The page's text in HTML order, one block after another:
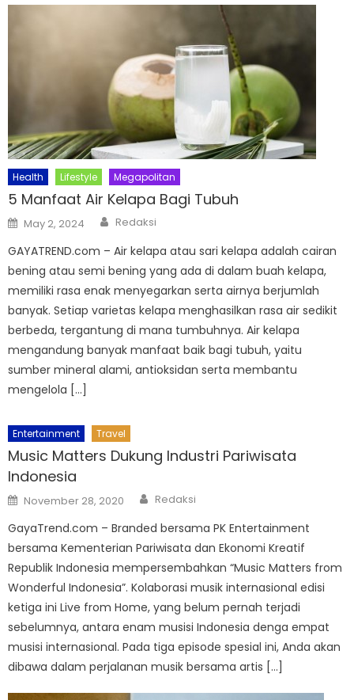
Health Lifestyle Megapolitan
5 Manfaat Air Kelapa Bagi Tubuh
Posted
on
May 2, 2024 Author
Redaksi
GAYATREND.com – Air kelapa atau sari kelapa adalah cairan
bening atau semi bening yang ada di dalam buah kelapa,
memiliki rasa enak menyegarkan serta airnya berjumlah
banyak. Setiap varietas kelapa menghasilkan rasa air sedikit
berbeda, tergantung di mana tumbuhnya. Air kelapa
mengandung banyak manfaat baik bagi tubuh, yaitu
sumber mineral alami, antioksidan serta membantu
mengelola […]
Entertainment Travel
Music Matters Dukung Industri Pariwisata
Indonesia
Posted
on
November 28, 2020 Author
Redaksi
GayaTrend.com – Branded bersama PK Entertainment
bersama Kementerian Pariwisata dan Ekonomi Kreatif
Republik Indonesia mempersembahkan “Music Matters from
Wonderful Indonesia”. Kolaborasi musik internasional edisi
ketiga ini Live from Home, yang belum pernah terjadi
sebelumnya, antara enam musisi Indonesia denga empat
musisi internasional. Pada tiga episode spesial ini, Anda akan
dibawa dalam perjalanan musik bersama artis […]